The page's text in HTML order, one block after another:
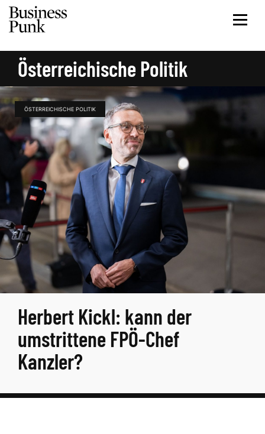
Österreichische Politik
ÖSTERREICHISCHE POLITIK
Herbert Kickl: kann der
umstrittene FPÖ-Chef
Kanzler?